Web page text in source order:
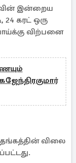
இன்றைய
கரட் ஒரு
விற்பனை
விலை